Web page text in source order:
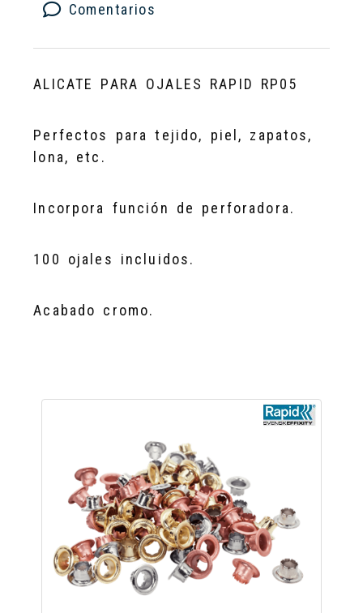
Comentarios
ALICATE PARA OJALES RAPID RP05
Perfectos para tejido, piel, zapatos,
lona, etc.
Incorpora función de perforadora.
100 ojales incluidos.
Acabado cromo.